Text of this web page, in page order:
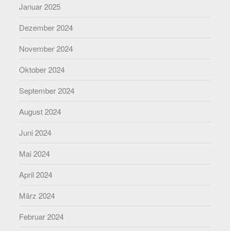
Januar 2025
Dezember 2024
November 2024
Oktober 2024
September 2024
August 2024
Juni 2024
Mai 2024
April 2024
März 2024
Februar 2024